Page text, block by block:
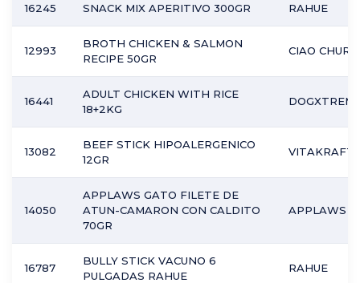
16245 SNACK MIX APERITIVO 300GR RAHUE
12993
BROTH CHICKEN & SALMON
RECIPE 50GR
CIAO CHURU
16441
ADULT CHICKEN WITH RICE
18+2KG
13082
BEEF STICK HIPOALERGENICO
12GR
VITAKRAFT
14050
APPLAWS GATO FILETE DE
ATUN-CAMARON CON CALDITO
70GR
APPLAWS
16787
BULLY STICK VACUNO 6
PULGADAS RAHUE
RAHUE